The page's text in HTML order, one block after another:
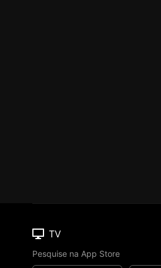
TV
Pesquise na App Store